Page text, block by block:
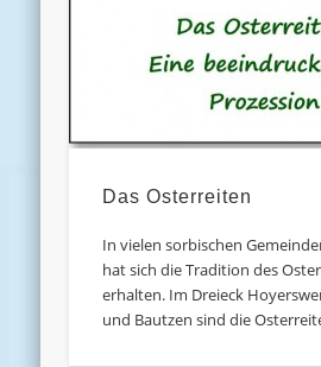
Das Osterreiten
In vielen sorbischen
hat sich die Tradition des
erhalten. Im Dreieck
und Bautzen sind die